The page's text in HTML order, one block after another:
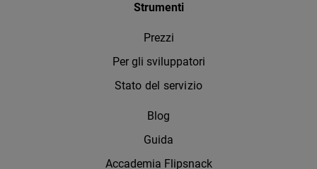
Strumenti
Prezzi
Per gli sviluppatori
Stato del servizio
Blog
Guida
Accademia Flipsnack